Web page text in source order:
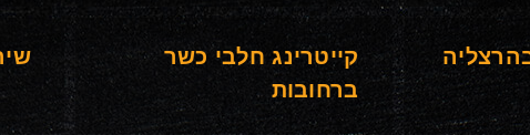
קייטרינג חלבי כשר
ברחובות